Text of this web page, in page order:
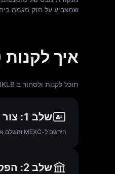
שמצביע על חזק מגמה
איך לקנות Rocket Lab Corporation (RKLB)
תוכל לקנות ולסחור ב RKLB על MEXC בשלושה צעדים פשוטים:
שלב 1: צור ואמת את חשבון MEXC שלך
הירשם ל-MEXC והשלם את אימות הזהות הנדרש (KYC). זה מבטיח גישה מלאה לפונקציות המסחר ולאפשרויות מימון מאובטחות.
שלב 2: הפקד כספים לחשבונך